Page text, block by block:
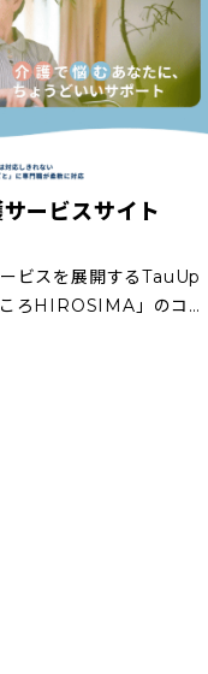
ービスサイト
ビスを展開するTauUp
ろHIROSIMA」のコー